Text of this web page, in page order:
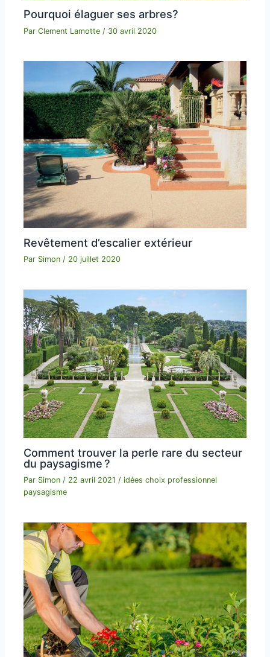
Pourquoi élaguer ses arbres?
ParClement Lamotte / 30 avril 2020
Revêtement d’escalier extérieur
Par Simon/ 20 juillet 2020
Comment trouver la perle rare du secteur
du paysagisme ?
Par Simon / 22 avril 2021 /idées choix professionnel
paysagisme